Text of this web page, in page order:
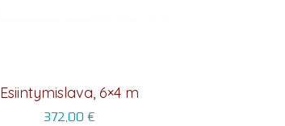
Esiintymislava, 6×4 m
372,00 €